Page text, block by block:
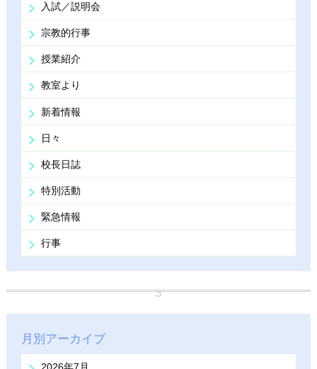
入試／説明会
宗教的行事
授業紹介
教室より
新着情報
日々
校長日誌
特別活動
緊急情報
行事
月別アーカイブ